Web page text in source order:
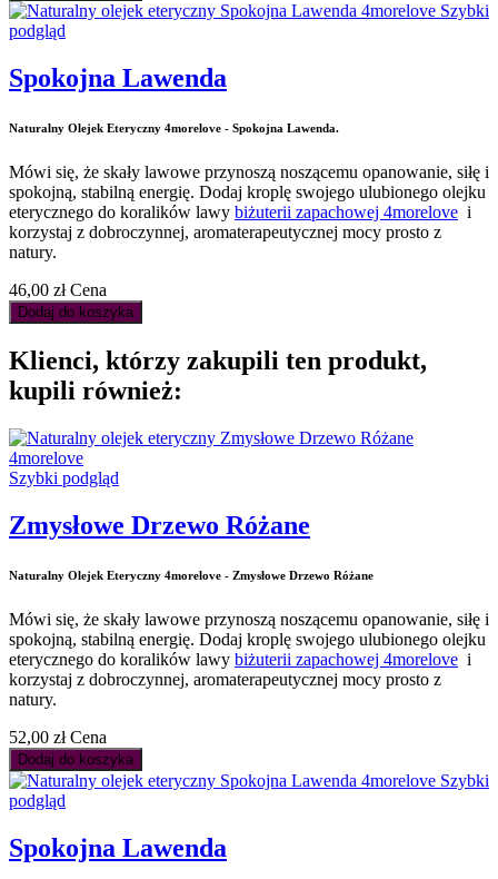
Szybki
podgląd
Spokojna Lawenda
Naturalny Olejek Eteryczny 4morelove - Spokojna Lawenda.
Mówi się, że skały lawowe przynoszą noszącemu opanowanie, siłę i
spokojną, stabilną energię. Dodaj kroplę swojego ulubionego olejku
eterycznego do koralików lawy biżuterii zapachowej 4morelove i
korzystaj z dobroczynnej, aromaterapeutycznej mocy prosto z
natury.
46,00 zł Cena
Dodaj do koszyka
Klienci, którzy zakupili ten produkt,
kupili również:
Szybki podgląd
Zmysłowe Drzewo Różane
Naturalny Olejek Eteryczny 4morelove - Zmysłowe Drzewo Różane
Mówi się, że skały lawowe przynoszą noszącemu opanowanie, siłę i
spokojną, stabilną energię. Dodaj kroplę swojego ulubionego olejku
eterycznego do koralików lawy biżuterii zapachowej 4morelove i
korzystaj z dobroczynnej, aromaterapeutycznej mocy prosto z
natury.
52,00 zł Cena
Dodaj do koszyka
Szybki
podgląd
Spokojna Lawenda